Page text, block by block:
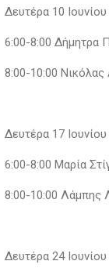
Δευτέρα 10 Ιουνίου
6:00-8:00 Δήμητρα
8:00-10:00
Δευτέρα 17 Ιουνίου
6:00-8:00 Μαρία
8:00-10:00 Λάμπης
Δευτέρα 24 Ιουνίου